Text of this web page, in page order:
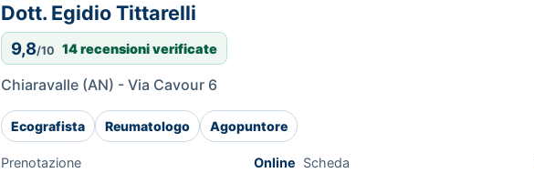
Dott. Egidio Tittarelli
9,8/10 14 recensioni verificate
Chiaravalle (AN) - Via Cavour 6
Ecografista Reumatologo Agopuntore
Prenotazione Online Scheda